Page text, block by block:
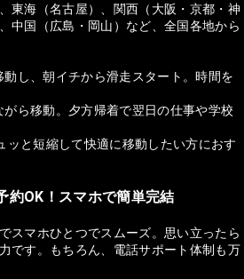
東海（名古屋）、関西（大阪・京都・神
中国（広島・岡山）など、全国各地から
動し、朝イチから滑走スタート。時間を
がら移動。夕方帰着で翌日の仕事や学校
ッと短縮して快適に移動したい方におす
約OK！スマホで簡単完結
スマホひとつでスムーズ。思い立ったら
です。もちろん、電話サポート体制も万